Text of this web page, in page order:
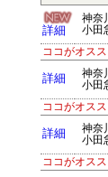
詳細
神奈
小田
ココがオス
詳細
神奈
小田
ココがオス
詳細
神奈
小田
ココがオス